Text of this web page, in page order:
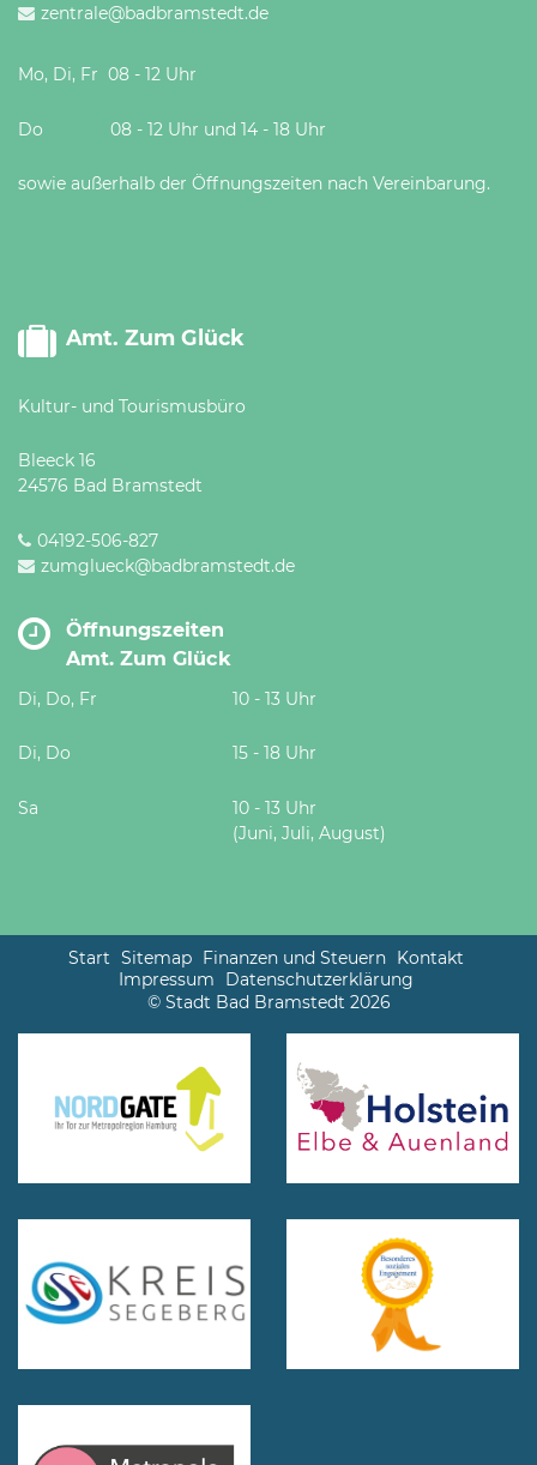
zentrale@badbramstedt.de
Mo, Di, Fr 08 - 12 Uhr
Do 08 - 12 Uhr und 14 - 18 Uhr
sowie außerhalb der Öffnungszeiten nach Vereinbarung.
Amt. Zum Glück
Kultur- und Tourismusbüro
Bleeck 16
24576 Bad Bramstedt
04192-506-827
zumglueck@badbramstedt.de
Öffnungszeiten
Amt. Zum Glück
Di, Do, Fr 10 - 13 Uhr
Di, Do 15 - 18 Uhr
Sa
10 - 13 Uhr
(Juni, Juli, August)
Start Sitemap Finanzen und Steuern Kontakt
Impressum
Datenschutzerklärung
© Stadt Bad Bramstedt 2026